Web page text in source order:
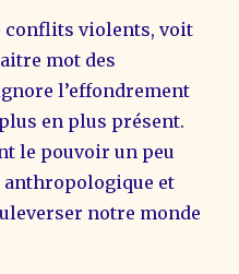
conflits violents, voit
mot des
l’effondrement
en plus présent.
le pouvoir un peu
anthropologique et
notre monde